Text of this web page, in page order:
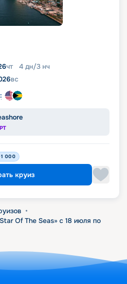
чт 4 дн/3 нч
вс
000
круиз
•
Of The Seas» с 18 июля по